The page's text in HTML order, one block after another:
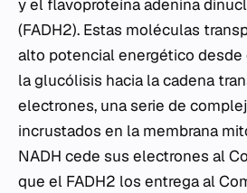
y el flavoproteína adenina
(FADH2). Estas moléculas
alto potencial energético desde
la glucólisis hacia la cadena
electrones, una serie de
incrustados en la membrana
NADH cede sus electrones al
que el FADH2 los entrega al